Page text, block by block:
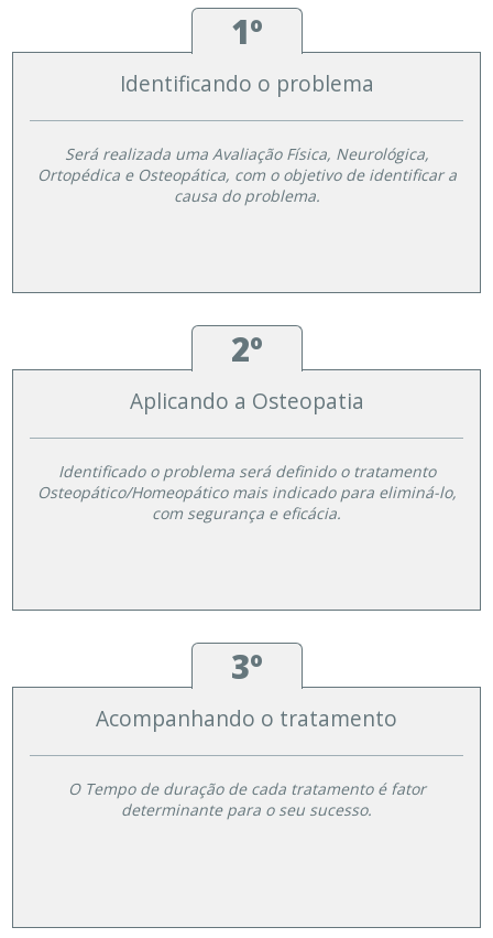
1º
Identificando o problema
Será realizada uma Avaliação Física, Neurológica,
Ortopédica e Osteopática, com o objetivo de identificar a
causa do problema.
2º
Aplicando a Osteopatia
Identificado o problema será definido o tratamento
Osteopático/Homeopático mais indicado para eliminá-lo,
com segurança e eficácia.
3º
Acompanhando o tratamento
O Tempo de duração de cada tratamento é fator
determinante para o seu sucesso.